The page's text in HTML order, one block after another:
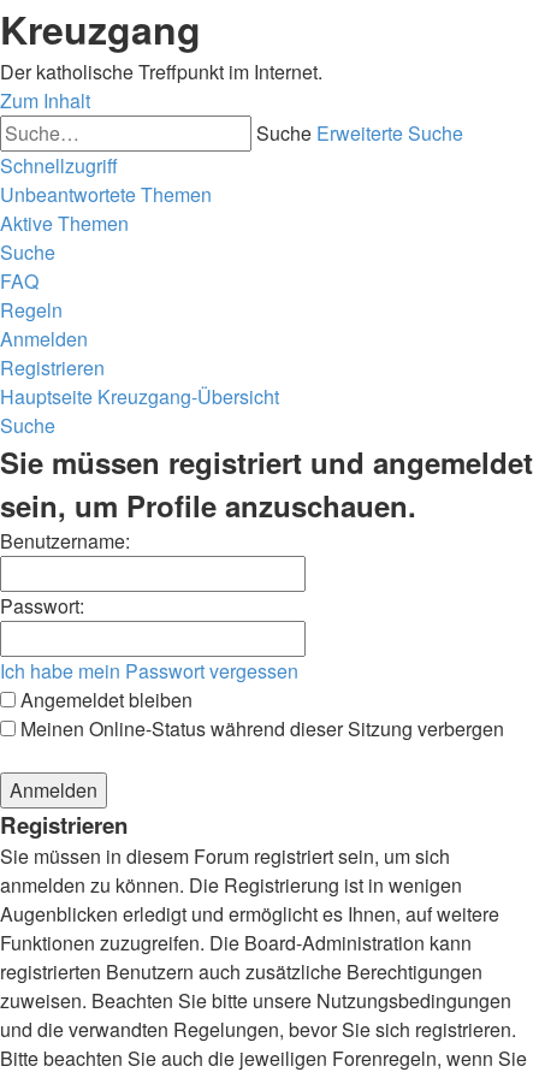
Kreuzgang
Der katholische Treffpunkt im Internet.
Zum Inhalt
Suche Erweiterte Suche
Schnellzugriff
Unbeantwortete Themen
Aktive Themen
Suche
FAQ
Regeln
Anmelden
Registrieren
Hauptseite Kreuzgang-Übersicht
Suche
Sie müssen registriert und angemeldet
sein, um Profile anzuschauen.
Benutzername:
Passwort:
Ich habe mein Passwort vergessen
Angemeldet bleiben
Meinen Online-Status während dieser Sitzung verbergen
Registrieren
Sie müssen in diesem Forum registriert sein, um sich
anmelden zu können. Die Registrierung ist in wenigen
Augenblicken erledigt und ermöglicht es Ihnen, auf weitere
Funktionen zuzugreifen. Die Board-Administration kann
registrierten Benutzern auch zusätzliche Berechtigungen
zuweisen. Beachten Sie bitte unsere Nutzungsbedingungen
und die verwandten Regelungen, bevor Sie sich registrieren.
Bitte beachten Sie auch die jeweiligen Forenregeln, wenn Sie